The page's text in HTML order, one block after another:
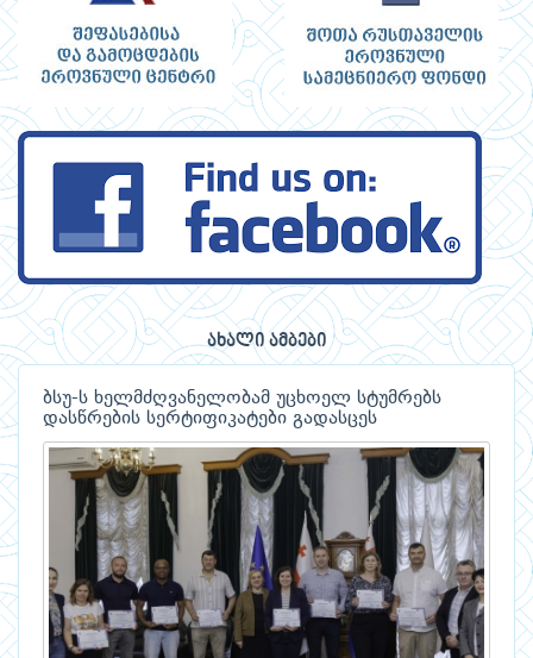
ახალი ამბები
ბსუ-ს ხელმძღვანელობამ უცხოელ სტუმრებს
დასწრების სერტიფიკატები გადასცეს